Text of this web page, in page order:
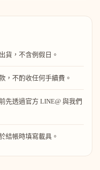
貨，不含例假日。
，不酌收任何手續費。
先透過官方 LINE@ 與我們
結帳時填寫載具。